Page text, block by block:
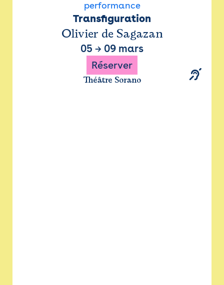
performance
Transfiguration
Olivier de Sagazan
05 → 09 mars
Réserver
Théâtre Sorano